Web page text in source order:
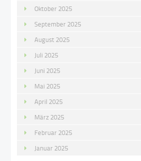
Oktober 2025
September 2025
August 2025
Juli 2025
Juni 2025
Mai 2025
April 2025
März 2025
Februar 2025
Januar 2025